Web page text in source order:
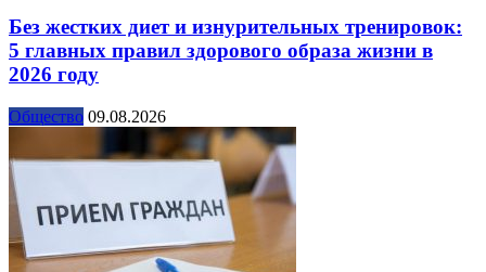
Без жестких диет и изнурительных тренировок:
5 главных правил здорового образа жизни в
2026 году
Общество 09.08.2026